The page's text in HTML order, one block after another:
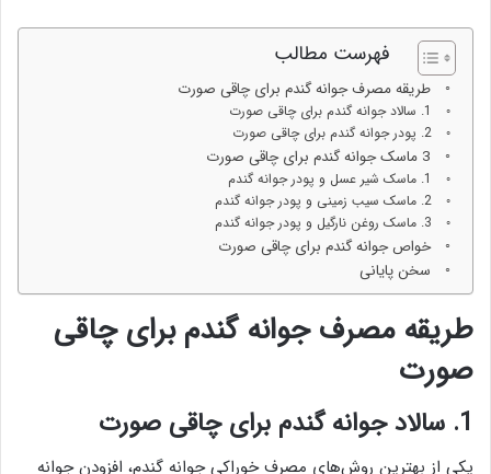
فهرست مطالب
طریقه مصرف جوانه گندم برای چاقی صورت
1. سالاد جوانه گندم برای چاقی صورت
2. پودر جوانه گندم برای چاقی صورت
3 ماسک جوانه گندم برای چاقی صورت
1. ماسک شیر عسل و پودر جوانه گندم
2. ماسک سیب زمینی و پودر جوانه گندم
3. ماسک روغن نارگیل و پودر جوانه گندم
خواص جوانه گندم برای چاقی صورت
سخن پایانی
طریقه مصرف جوانه گندم برای چاقی
صورت
1. سالاد جوانه گندم برای چاقی صورت
یکی از بهترین روش‌های مصرف خوراکی جوانه گندم، افزودن جوانه